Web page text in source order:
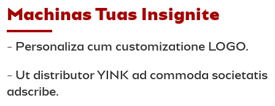
Machinas Tuas Insignite
- Personaliza cum customizatione LOGO.
- Ut distributor YINK ad commoda societatis
adscribe.